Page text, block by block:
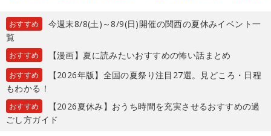
おすすめ
今週末8/8(土)～8/9(日)開催の関西の夏休みイベント一
覧
おすすめ 【漫画】夏に読みたいおすすめの怖い話まとめ
おすすめ
【2026年版】全国の夏祭り注目27選。見どころ・日程
もわかる！
おすすめ
【2026夏休み】おうち時間を充実させるおすすめの過
ごし方ガイド